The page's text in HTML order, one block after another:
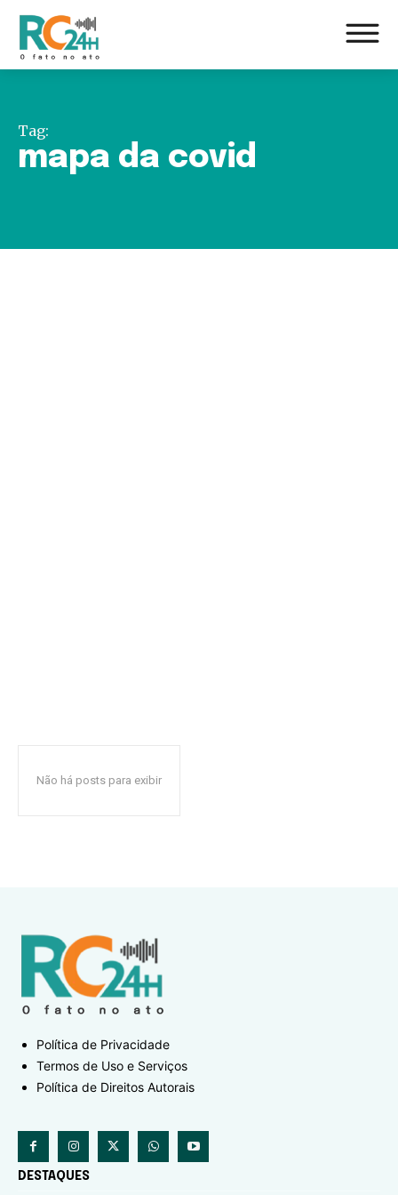
Tag:
mapa da covid
Não há posts para exibir
Política de Privacidade
Termos de Uso e Serviços
Política de Direitos Autorais
DESTAQUES